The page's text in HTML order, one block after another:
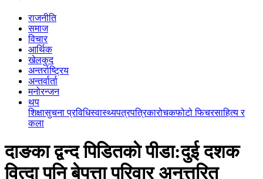
राजनीति
समाज
विचार
आर्थिक
खेलकुद
अन्तर्राष्ट्रिय
अन्तर्वार्ता
मनोरन्जन
थप
शिक्षासुचना प्रविधिस्वास्थ्यपत्रपत्रिकारोचकफोटो फिचरसाहित्य र
कला
दाङका द्वन्द पिडितकाे पीडा:दुई दशक
वित्दा पनि बेपत्ता परिवार अनुत्तरित